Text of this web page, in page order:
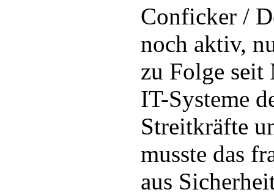
Conficker /
noch aktiv,
zu Folge seit
IT-Systeme
Streitkräfte
musste das
aus